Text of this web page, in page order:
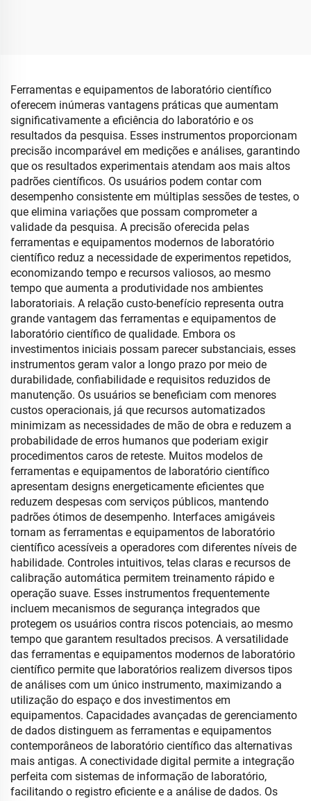
Ferramentas e equipamentos de laboratório científico
oferecem inúmeras vantagens práticas que aumentam
significativamente a eficiência do laboratório e os
resultados da pesquisa. Esses instrumentos proporcionam
precisão incomparável em medições e análises, garantindo
que os resultados experimentais atendam aos mais altos
padrões científicos. Os usuários podem contar com
desempenho consistente em múltiplas sessões de testes, o
que elimina variações que possam comprometer a
validade da pesquisa. A precisão oferecida pelas
ferramentas e equipamentos modernos de laboratório
científico reduz a necessidade de experimentos repetidos,
economizando tempo e recursos valiosos, ao mesmo
tempo que aumenta a produtividade nos ambientes
laboratoriais. A relação custo-benefício representa outra
grande vantagem das ferramentas e equipamentos de
laboratório científico de qualidade. Embora os
investimentos iniciais possam parecer substanciais, esses
instrumentos geram valor a longo prazo por meio de
durabilidade, confiabilidade e requisitos reduzidos de
manutenção. Os usuários se beneficiam com menores
custos operacionais, já que recursos automatizados
minimizam as necessidades de mão de obra e reduzem a
probabilidade de erros humanos que poderiam exigir
procedimentos caros de reteste. Muitos modelos de
ferramentas e equipamentos de laboratório científico
apresentam designs energeticamente eficientes que
reduzem despesas com serviços públicos, mantendo
padrões ótimos de desempenho. Interfaces amigáveis
tornam as ferramentas e equipamentos de laboratório
científico acessíveis a operadores com diferentes níveis de
habilidade. Controles intuitivos, telas claras e recursos de
calibração automática permitem treinamento rápido e
operação suave. Esses instrumentos frequentemente
incluem mecanismos de segurança integrados que
protegem os usuários contra riscos potenciais, ao mesmo
tempo que garantem resultados precisos. A versatilidade
das ferramentas e equipamentos modernos de laboratório
científico permite que laboratórios realizem diversos tipos
de análises com um único instrumento, maximizando a
utilização do espaço e dos investimentos em
equipamentos. Capacidades avançadas de gerenciamento
de dados distinguem as ferramentas e equipamentos
contemporâneos de laboratório científico das alternativas
mais antigas. A conectividade digital permite a integração
perfeita com sistemas de informação de laboratório,
facilitando o registro eficiente e a análise de dados. Os